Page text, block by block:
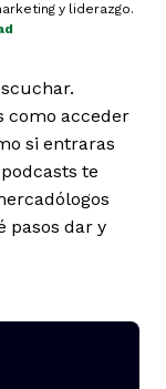
y liderazgo.
como acceder
si entraras
te
pasos dar y